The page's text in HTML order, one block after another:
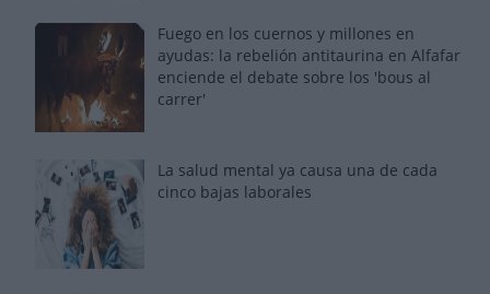
Fuego en los cuernos y millones en
ayudas: la rebelión antitaurina en Alfafar
enciende el debate sobre los 'bous al
carrer'
La salud mental ya causa una de cada
cinco bajas laborales